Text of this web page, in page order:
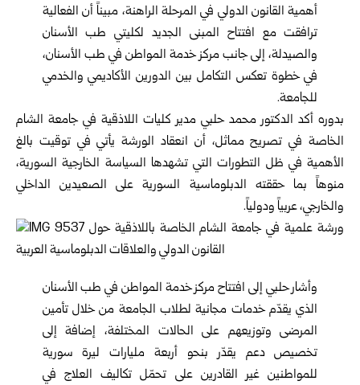
أهمية القانون الدولي في المرحلة الراهنة، مبيناً أن الفعالية
ترافقت مع افتتاح المبنى الجديد لكليتي طب الأسنان
والصيدلة، إلى جانب مركز خدمة المواطن في طب الأسنان،
في خطوة تعكس التكامل بين الدورين الأكاديمي والخدمي
للجامعة.
بدوره أكد الدكتور محمد حلبي مدير كليات اللاذقية في جامعة الشام
الخاصة في تصريح مماثل، أن انعقاد الورشة يأتي في توقيت بالغ
الأهمية في ظل التطورات التي تشهدها السياسة الخارجية السورية،
منوهاً بما حققته الدبلوماسية السورية على الصعيدين الداخلي
والخارجي، عربياً ودولياً.
وأشار حلبي إلى افتتاح مركز خدمة المواطن في طب الأسنان
الذي يقدّم خدمات مجانية لطلاب الجامعة من خلال تأمين
المرضى وتوزيعهم على الحالات المختلفة، إضافة إلى
تخصيص دعم يقدّر بنحو أربعة مليارات ليرة سورية
للمواطنين غير القادرين على تحمّل تكاليف العلاج في